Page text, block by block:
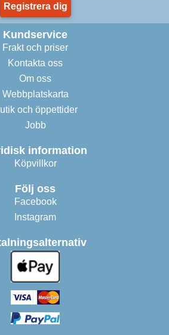
Registrera dig
Kundservice
Frakt och priser
Kontakta oss
Om oss
Webbplatskarta
och öppettider
Jobb
information
Köpvillkor
Följ oss
Facebook
Instagram